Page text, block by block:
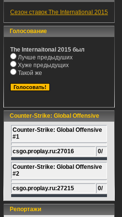
Сезон ставок The International 2015
Голосование
The Internaitonal 2015 был
Лучше предыдуших
Хуже предыдущих
Такой же
Counter-Strike: Global Offensive
Counter-Strike: Global Offensive
#1
csgo.proplay.ru:27016 0/
Counter-Strike: Global Offensive
#2
csgo.proplay.ru:27215 0/
Репортажи